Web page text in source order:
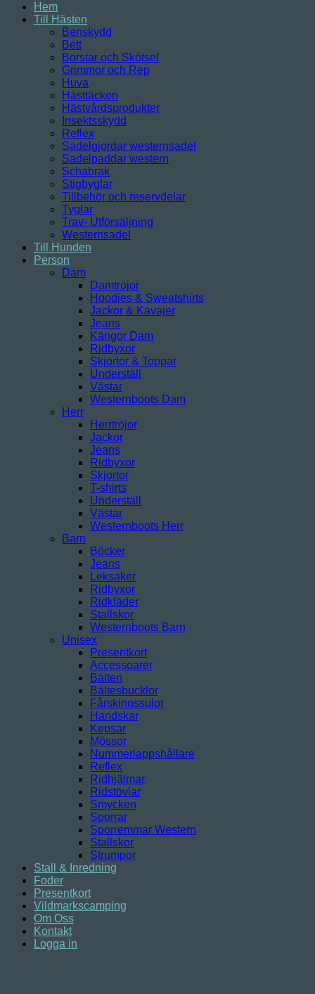
Hem
Till Hästen
Benskydd
Bett
Borstar och Skötsel
Grimmor och Rep
Huva
Hästtäcken
Hästvårdsprodukter
Insektsskydd
Reflex
Sadelgjordar westernsadel
Sadelpaddar western
Schabrak
Stigbyglar
Tillbehör och reservdelar
Tyglar
Trav- Utförsäljning
Westernsadel
Till Hunden
Person
Dam
Damtröjor
Hoodies & Sweatshirts
Jackor & Kavajer
Jeans
Kängor Dam
Ridbyxor
Skjortor & Toppar
Underställ
Västar
Westernboots Dam
Herr
Herrtröjor
Jackor
Jeans
Ridbyxor
Skjortor
T-shirts
Underställ
Västar
Westernboots Herr
Barn
Böcker
Jeans
Leksaker
Ridbyxor
Ridkläder
Stallskor
Westernboots Barn
Unisex
Presentkort
Accessoarer
Bälten
Bältesbucklor
Fårskinnssulor
Handskar
Kepsar
Mössor
Nummerlappshållare
Reflex
Ridhjälmar
Ridstövlar
Smycken
Sporrar
Sporremmar Western
Stallskor
Strumpor
Stall & Inredning
Foder
Presentkort
Vildmarkscamping
Om Oss
Kontakt
Logga in